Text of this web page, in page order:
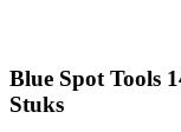
Blue Spot Tools
Stuks